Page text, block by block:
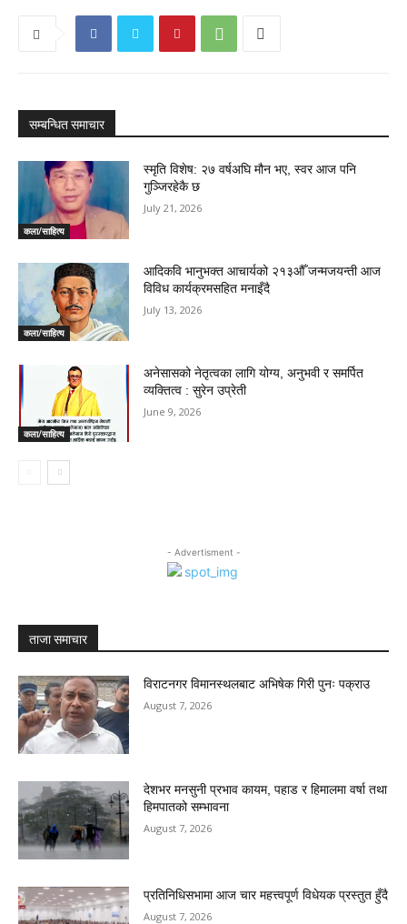
सम्बन्धित समाचार
कला/साहित्य
स्मृति विशेष: २७ वर्षअघि मौन भए, स्वर आज पनि
गुञ्जिरहेकै छ
July 21, 2026
कला/साहित्य
आदिकवि भानुभक्त आचार्यको २१३औँ जन्मजयन्ती आज
विविध कार्यक्रमसहित मनाइँदै
July 13, 2026
कला/साहित्य
अनेसासको नेतृत्वका लागि योग्य, अनुभवी र समर्पित
व्यक्तित्व : सुरेन उप्रेती
June 9, 2026
- Advertisment -
ताजा समाचार
विराटनगर विमानस्थलबाट अभिषेक गिरी पुनः पक्राउ
August 7, 2026
देशभर मनसुनी प्रभाव कायम, पहाड र हिमालमा वर्षा तथा
हिमपातको सम्भावना
August 7, 2026
प्रतिनिधिसभामा आज चार महत्त्वपूर्ण विधेयक प्रस्तुत हुँदै
August 7, 2026